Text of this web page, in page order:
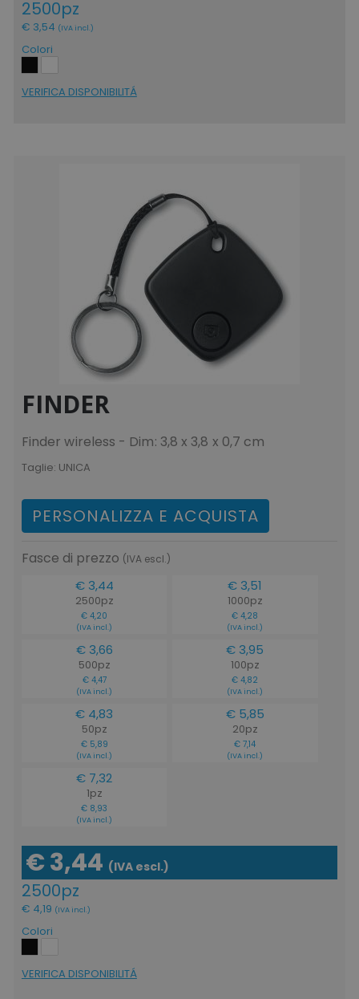
2500pz
€ 3,54 (IVA incl.)
Colori
VERIFICA DISPONIBILITÁ
FINDER
Finder wireless - Dim: 3,8 x 3,8 x 0,7 cm
Taglie: UNICA
PERSONALIZZA E ACQUISTA
Fasce di prezzo (IVA escl.)
€ 3,44
2500pz
€ 4,20
(IVA incl.)
€ 3,51
1000pz
€ 4,28
(IVA incl.)
€ 3,66
500pz
€ 4,47
(IVA incl.)
€ 3,95
100pz
€ 4,82
(IVA incl.)
€ 4,83
50pz
€ 5,89
(IVA incl.)
€ 5,85
20pz
€ 7,14
(IVA incl.)
€ 7,32
1pz
€ 8,93
(IVA incl.)
€ 3,44 (IVA escl.)
2500pz
€ 4,19 (IVA incl.)
Colori
VERIFICA DISPONIBILITÁ